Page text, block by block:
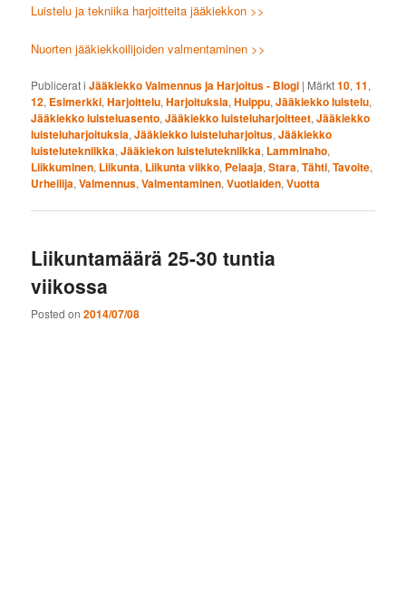
Luistelu ja tekniika harjoitteita jääkiekkon >>
Nuorten jääkiekkoilijoiden valmentaminen >>
Publicerat i Jääkiekko Valmennus ja Harjoitus - Blogi | Märkt10,11,
12, Esimerkki,Harjoittelu,Harjoituksia,Huippu,Jääkiekko luistelu,
Jääkiekko luisteluasento,Jääkiekko luisteluharjoitteet,Jääkiekko
luisteluharjoituksia,Jääkiekko luisteluharjoitus,Jääkiekko
luistelutekniikka,Jääkiekon luistelutekniikka, Lamminaho,
Liikkuminen, Liikunta, Liikunta viikko, Pelaaja,Stara,Tähti,Tavoite,
Urheilija,Valmennus,Valmentaminen,Vuotiaiden,Vuotta
Liikuntamäärä 25-30 tuntia
viikossa
Posted on2014/07/08